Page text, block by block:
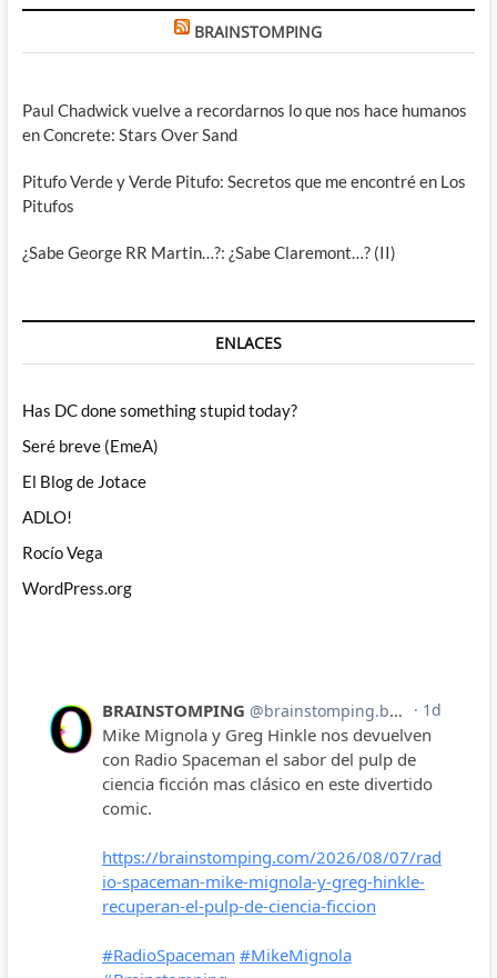
BRAINSTOMPING
Paul Chadwick vuelve a recordarnos lo que nos hace humanos
en Concrete: Stars Over Sand
Pitufo Verde y Verde Pitufo: Secretos que me encontré en Los
Pitufos
¿Sabe George RR Martin…?: ¿Sabe Claremont…? (II)
ENLACES
Has DC done something stupid today?
Seré breve (EmeA)
El Blog de Jotace
ADLO!
Rocío Vega
WordPress.org